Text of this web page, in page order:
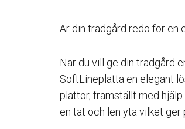
Är din trädgård redo för en
När du vill ge din trädgård
SoftLineplatta en elegant
plattor, framställt med
en tät och len yta vilket ger